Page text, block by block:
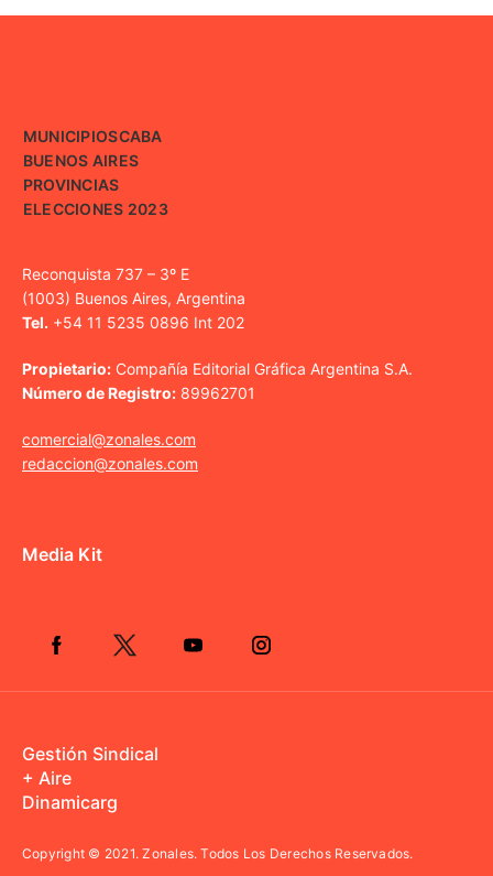
MUNICIPIOSCABA
BUENOS AIRES
PROVINCIAS
ELECCIONES 2023
Reconquista 737 – 3º E
(1003) Buenos Aires, Argentina
Tel. +54 11 5235 0896 Int 202
Propietario: Compañía Editorial Gráfica Argentina S.A.
Número de Registro: 89962701
comercial@zonales.com
redaccion@zonales.com
Media Kit
Gestión Sindical
+ Aire
Dinamicarg
Copyright © 2021.Zonales. Todos Los Derechos Reservados.